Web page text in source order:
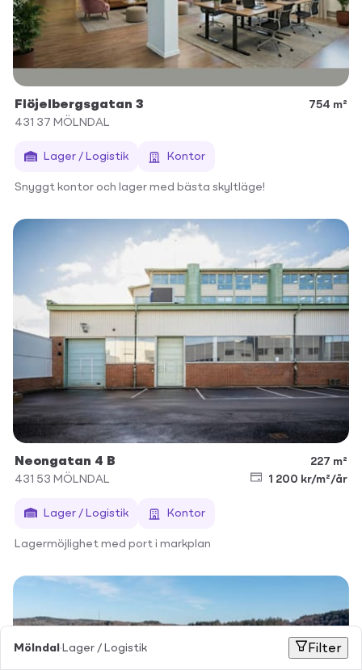
Flöjelbergsgatan 3
754 m²
431 37 MÖLNDAL
Lager / Logistik Kontor
Snyggt kontor och lager med bästa skyltläge!
Neongatan 4 B
227 m²
431 53 MÖLNDAL 1 200 kr/m²/år
Lager / Logistik Kontor
Lagermöjlighet med port i markplan
Mölndal · Lager / Logistik Filter